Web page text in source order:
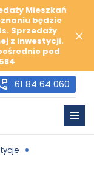
Mieszkań
będzie
Sprzedaży
z inwestycji.
pod
61 84 64 060
•